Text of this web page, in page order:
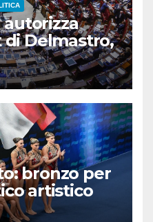
autorizza
di Delmastro,
segreto
bronzo per
artistico